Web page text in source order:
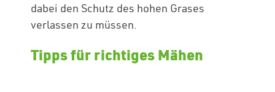
dabei den Schutz des hohen Grases
verlassen zu müssen.
Tipps für richtiges Mähen